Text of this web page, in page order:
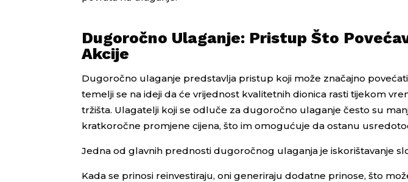
Dugoročno Ulaganje: Pristup Što
Akcije
Dugoročno ulaganje predstavlja pristup koji može značajno
temelji se na ideji da će vrijednost kvalitetnih dionica rasti tijekom
tržišta. Ulagatelji koji se odluče za dugoročno ulaganje često su
kratkoročne promjene cijena, što im omogućuje da ostanu
Jedna od glavnih prednosti dugoročnog ulaganja je iskorištavanje
Kada se prinosi reinvestiraju, oni generiraju dodatne prinose, što